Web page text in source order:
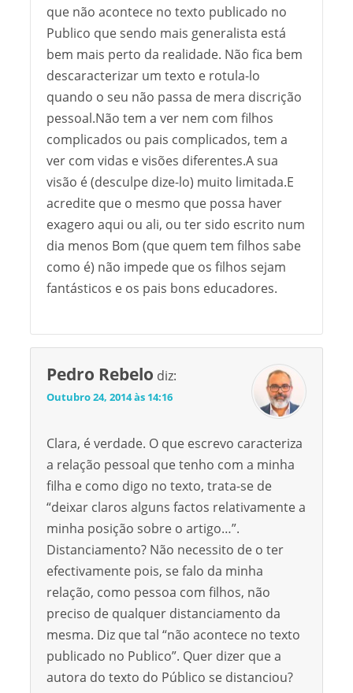
que não acontece no texto publicado no
Publico que sendo mais generalista está
bem mais perto da realidade. Não fica bem
descaracterizar um texto e rotula-lo
quando o seu não passa de mera discrição
pessoal.Não tem a ver nem com filhos
complicados ou pais complicados, tem a
ver com vidas e visões diferentes.A sua
visão é (desculpe dize-lo) muito limitada.E
acredite que o mesmo que possa haver
exagero aqui ou ali, ou ter sido escrito num
dia menos Bom (que quem tem filhos sabe
como é) não impede que os filhos sejam
fantásticos e os pais bons educadores.
Pedro Rebelo diz:
Outubro 24, 2014 às 14:16
Clara, é verdade. O que escrevo caracteriza
a relação pessoal que tenho com a minha
filha e como digo no texto, trata-se de
“deixar claros alguns factos relativamente a
minha posição sobre o artigo…”.
Distanciamento? Não necessito de o ter
efectivamente pois, se falo da minha
relação, como pessoa com filhos, não
preciso de qualquer distanciamento da
mesma. Diz que tal “não acontece no texto
publicado no Publico”. Quer dizer que a
autora do texto do Público se distanciou?